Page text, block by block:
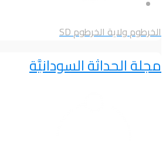
الخرطوم ولاية الخرطومSD
مجلة الحداثة السودانيَّة